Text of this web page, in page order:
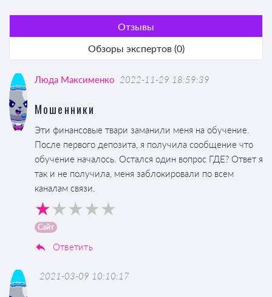
Отзывы
Обзоры экспертов (0)
Люда Максименко 2022-11-29 18:59:39
Мошенники
Эти финансовые твари заманили меня на обучение.
После первого депозита, я получила сообщение что
обучение началось. Остался один вопрос ГДЕ? Ответ я
так и не получила, меня заблокировали по всем
каналам связи.
Сайт
Ответить
2021-03-09 10:10:17